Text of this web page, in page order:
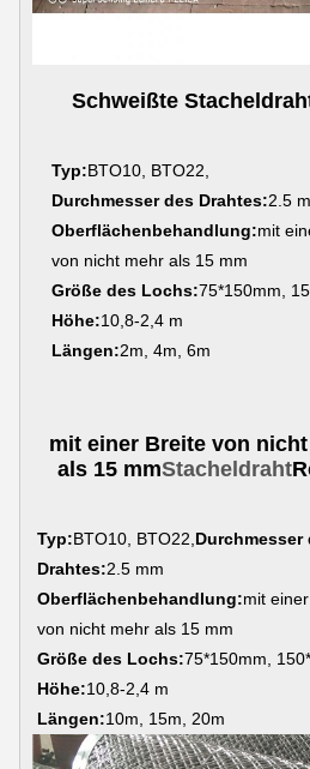
Schweißte
Typ:BTO10, BTO22,
Durchmesser des Drahtes:2.5
Oberflächenbehandlung:mit
von nicht mehr als 15 mm
Größe des Lochs:75*150mm,
Höhe:10,8-2,4 m
Längen:2m, 4m, 6m
mit einer Breite von
als 15 mmStacheldraht
Typ:BTO10, BTO22, Durchmesser
Drahtes:2.5 mm
Oberflächenbehandlung:mit
von nicht mehr als 15 mm
Größe des Lochs:75*150mm,
Höhe:10,8-2,4 m
Längen:10m, 15m, 20m